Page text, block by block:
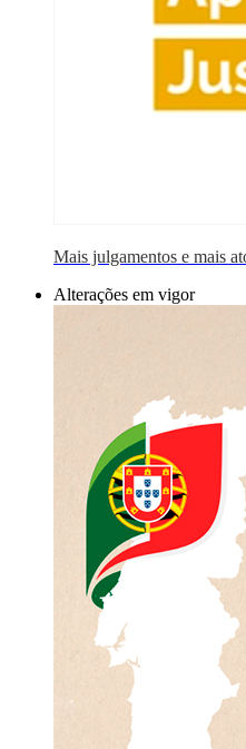
Mais julgamentos e mais
Alterações em vigor